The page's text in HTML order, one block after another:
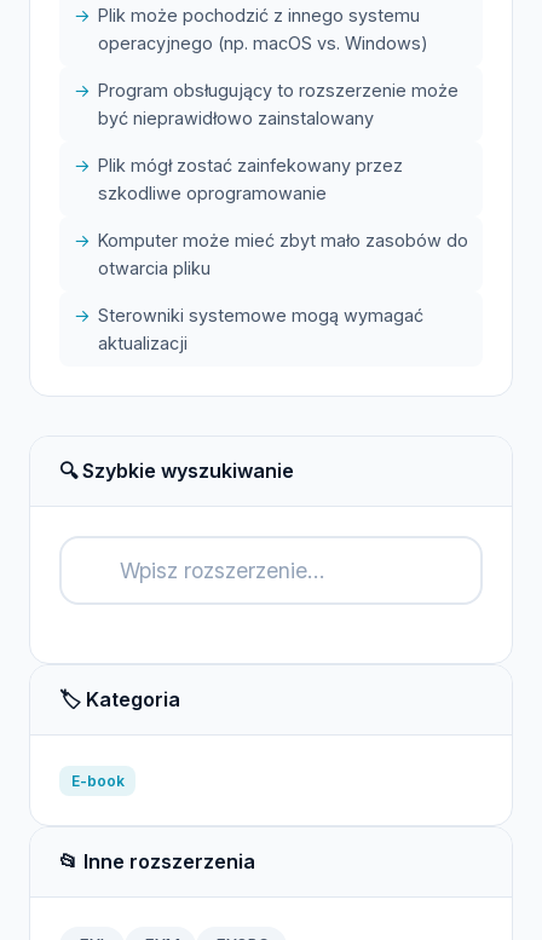
Plik może pochodzić z innego systemu
operacyjnego (np. macOS vs. Windows)
Program obsługujący to rozszerzenie może
być nieprawidłowo zainstalowany
Plik mógł zostać zainfekowany przez
szkodliwe oprogramowanie
Komputer może mieć zbyt mało zasobów do
otwarcia pliku
Sterowniki systemowe mogą wymagać
aktualizacji
🔍 Szybkie wyszukiwanie
🏷️ Kategoria
E-book
📂 Inne rozszerzenia